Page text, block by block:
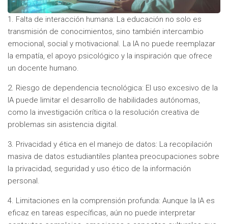
1. Falta de interacción humana: La educación no solo es
transmisión de conocimientos, sino también intercambio
emocional, social y motivacional. La IA no puede reemplazar
la empatía, el apoyo psicológico y la inspiración que ofrece
un docente humano.
2. Riesgo de dependencia tecnológica: El uso excesivo de la
IA puede limitar el desarrollo de habilidades autónomas,
como la investigación crítica o la resolución creativa de
problemas sin asistencia digital.
3. Privacidad y ética en el manejo de datos: La recopilación
masiva de datos estudiantiles plantea preocupaciones sobre
la privacidad, seguridad y uso ético de la información
personal.
4. Limitaciones en la comprensión profunda: Aunque la IA es
eficaz en tareas específicas, aún no puede interpretar